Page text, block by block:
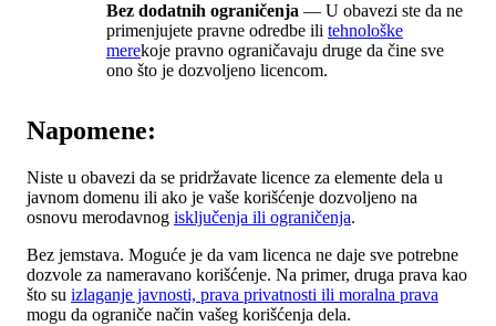
Bez dodatnih ograničenja — U obavezi ste da ne
primenjujete pravne odredbe ili tehnološke
merekoje pravno ograničavaju druge da čine sve
ono što je dozvoljeno licencom.
Napomene:
Niste u obavezi da se pridržavate licence za elemente dela u
javnom domenu ili ako je vaše korišćenje dozvoljeno na
osnovu merodavnog isključenja ili ograničenja.
Bez jemstava. Moguće je da vam licenca ne daje sve potrebne
dozvole za nameravano korišćenje. Na primer, druga prava kao
što su izlaganje javnosti, prava privatnosti ili moralna prava
mogu da ograniče način vašeg korišćenja dela.